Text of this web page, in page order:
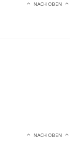
NACH OBEN
NACH OBEN